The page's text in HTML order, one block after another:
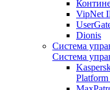
VipNet
Dionis
Система
Система